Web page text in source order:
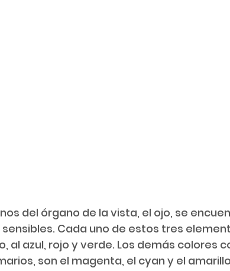
Cada uno de estos tres
al azul, rojo y verde. Los demás colores
son el magenta, el cyan y el